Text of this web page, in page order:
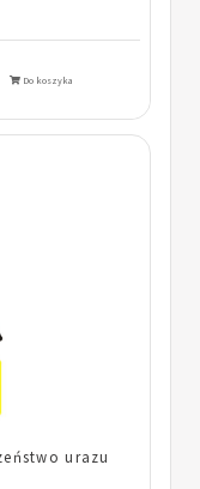
Do koszyka
urazu